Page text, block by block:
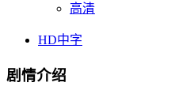
高清
HD中字
剧情介绍